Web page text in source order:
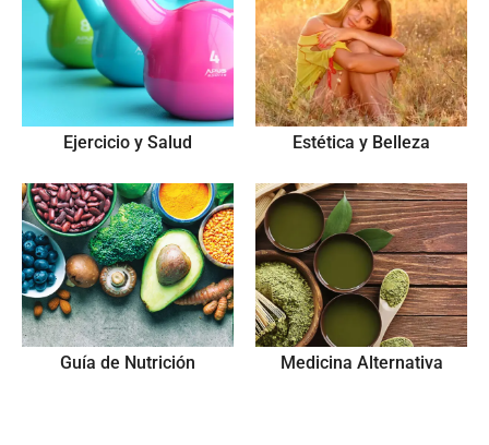
Ejercicio y Salud Estética y Belleza
Guía de Nutrición Medicina Alternativa